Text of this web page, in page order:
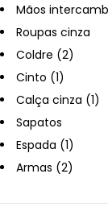
Mãos
Roupas cinza
Coldre (2)
Cinto (1)
Calça cinza (1)
Sapatos
Espada (1)
Armas (2)